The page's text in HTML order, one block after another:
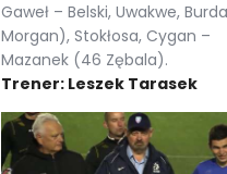
Gaweł – Belski, Uwakwe,
Morgan), Stokłosa, Cygan –
Mazanek (46 Zębala).
Trener: Leszek Tarasek